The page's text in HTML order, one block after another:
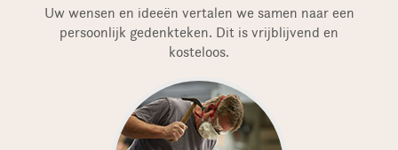
Uw wensen en ideeën vertalen we samen naar een
persoonlijk gedenkteken. Dit is vrijblijvend en
kosteloos.